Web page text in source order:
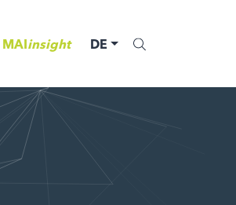
MAIinsight DE